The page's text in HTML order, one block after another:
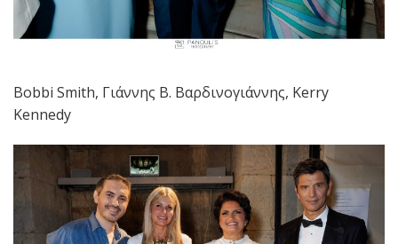
Bobbi Smith, Γιάννης Β. Βαρδινογιάννης, Kerry
Kennedy